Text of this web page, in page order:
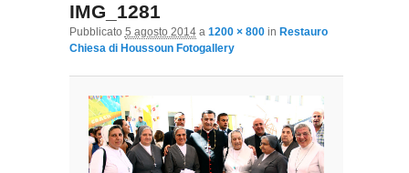
Navigazione immagini
IMG_1281
Pubblicato 5 agosto 2014a 1200 × 800in Restauro
Chiesa di Houssoun Fotogallery